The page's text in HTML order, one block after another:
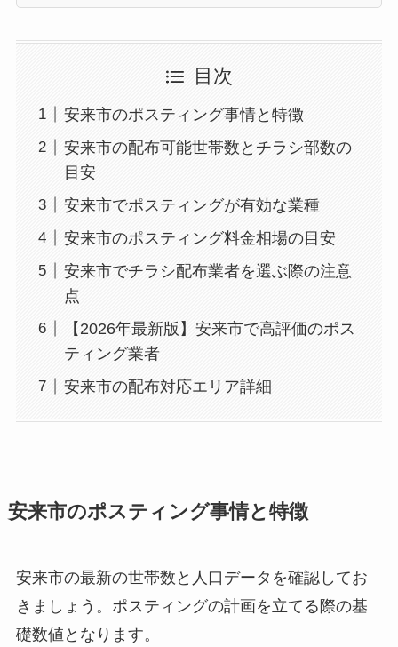
目次
安来市のポスティング事情と特徴
安来市の配布可能世帯数とチラシ部数の
目安
安来市でポスティングが有効な業種
安来市のポスティング料金相場の目安
安来市でチラシ配布業者を選ぶ際の注意
点
【2026年最新版】安来市で高評価のポス
ティング業者
安来市の配布対応エリア詳細
安来市のポスティング事情と特徴
安来市の最新の世帯数と人口データを確認してお
きましょう。ポスティングの計画を立てる際の基
礎数値となります。